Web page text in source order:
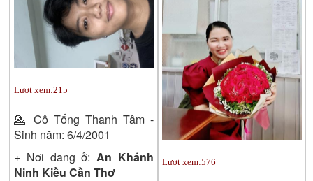
Lượt xem:215
💁 Cô Tống Thanh Tâm -
Sinh năm: 6/4/2001
+ Nơi đang ở: An Khánh
Ninh Kiều Cần Thơ
Lượt xem:576